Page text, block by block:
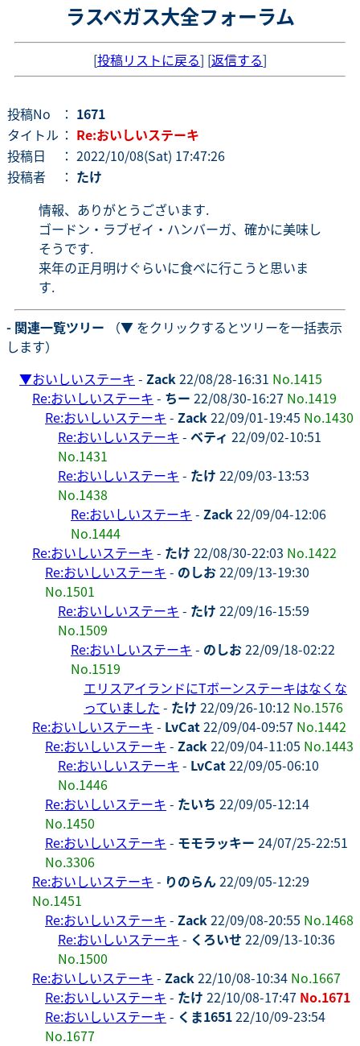
ラスベガス大全フォーラム
[投稿リストに戻る] [返信する]
投稿No ： 1671
タイトル ： Re:おいしいステーキ
投稿日
： 2022/10/08(Sat) 17:47:26
投稿者
： たけ
情報、ありがとうございます.
ゴードン・ラブゼイ・ハンバーガ、確かに美味し
そうです.
来年の正月明けぐらいに食べに行こうと思いま
す.
- 関連一覧ツリー （▼ をクリックするとツリーを一括表示
します）
▼おいしいステーキ - Zack22/08/28-16:31 No.1415
Re:おいしいステーキ - ちー 22/08/30-16:27 No.1419
Re:おいしいステーキ - Zack22/09/01-19:45 No.1430
Re:おいしいステーキ - ベティ 22/09/02-10:51
No.1431
Re:おいしいステーキ - たけ 22/09/03-13:53
No.1438
Re:おいしいステーキ - Zack22/09/04-12:06
No.1444
Re:おいしいステーキ - たけ 22/08/30-22:03 No.1422
Re:おいしいステーキ - のしお22/09/13-19:30
No.1501
Re:おいしいステーキ - たけ 22/09/16-15:59
No.1509
Re:おいしいステーキ - のしお22/09/18-02:22
No.1519
エリスアイランドにTボーンステーキはなくな
っていました - たけ 22/09/26-10:12 No.1576
Re:おいしいステーキ - LvCat22/09/04-09:57 No.1442
Re:おいしいステーキ - Zack22/09/04-11:05 No.1443
Re:おいしいステーキ - LvCat22/09/05-06:10
No.1446
Re:おいしいステーキ - たいち 22/09/05-12:14
No.1450
Re:おいしいステーキ - モモラッキー 24/07/25-22:51
No.3306
Re:おいしいステーキ - りのらん22/09/05-12:29
No.1451
Re:おいしいステーキ - Zack22/09/08-20:55 No.1468
Re:おいしいステーキ - くろいせ 22/09/13-10:36
No.1500
Re:おいしいステーキ - Zack22/10/08-10:34 No.1667
Re:おいしいステーキ - たけ 22/10/08-17:47 No.1671
Re:おいしいステーキ - くま165122/10/09-23:54
No.1677